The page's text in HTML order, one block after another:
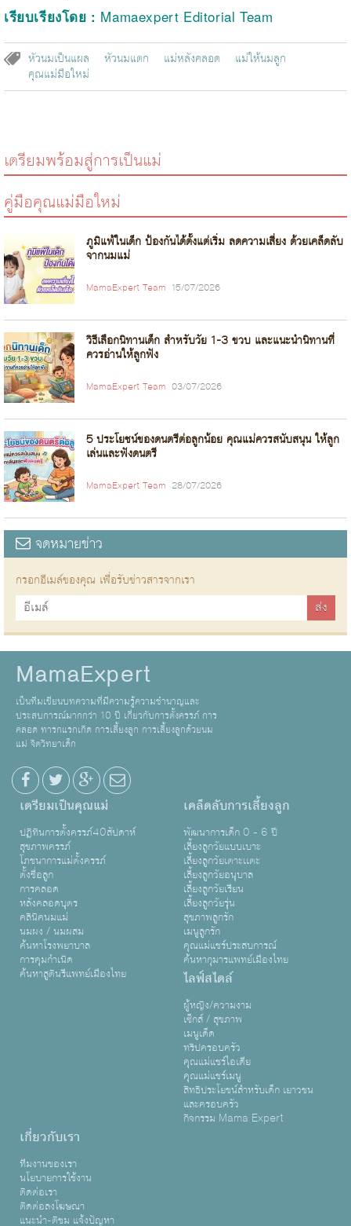
เรียบเรียงโดย : Mamaexpert Editorial Team
หัวนมเป็นแผล หัวนมแตก แม่หลังคลอด
แม่ให้นมลูก
คุณแม่มือใหม่
เตรียมพร้อมสู่การเป็นแม่
คู่มือคุณแม่มือใหม่
ภูมิแพ้ในเด็ก ป้องกันได้ตั้งแต่เริ่ม ลดความเสี่ยง ด้วยเคล็ดลับ
จากนมแม่
MamaExpert Team 15/07/2026
วิธีเลือกนิทานเด็ก สำหรับวัย 1-3 ขวบ และแนะนำนิทานที่
ควรอ่านให้ลูกฟัง
MamaExpert Team 03/07/2026
5 ประโยชน์ของดนตรีต่อลูกน้อย คุณแม่ควรสนับสนุน ให้ลูก
เล่นและฟังดนตรี
MamaExpert Team 28/07/2026
จดหมายข่าว
กรอกอีเมล์ของคุณ เพื่อรับข่าวสารจากเรา
MamaExpert
เป็นทีมเขียนบทความที่มีความรู้ความชำนาญและ
ประสบการณ์มากกว่า 10 ปี เกี่ยวกับการตั้งครรภ์ การ
คลอด ทารกแรกเกิด การเลี้ยงลูก การเลี้ยงลูกด้วยนม
แม่ จิตวิทยาเด็ก
เตรียมเป็นคุณแม่
ปฏิทินการตั้งครรภ์40สัปดาห์
สุขภาพครรภ์
โภชนาการแม่ตั้งครรภ์
ตั้งชื่อลูก
การคลอด
หลังคลอดบุตร
คลินิคนมแม่
นมผง / นมผสม
ค้นหาโรงพยาบาล
การคุมกำเนิด
ค้นหาสูตินรีแพทย์เมืองไทย
เคล็ดลับการเลี้ยงลูก
พัฒนาการเด็ก 0 - 6 ปี
เลี้ยงลูกวัยแบบเบาะ
เลี้ยงลูกวัยเตาะเเตะ
เลี้ยงลูกวัยอนุบาล
เลี้ยงลูกวัยเรียน
เลี้ยงลูกวัยรุ่น
สุขภาพลูกรัก
เมนูลูกรัก
คุณแม่แชร์ประสบการณ์
ค้นหากุมารแพทย์เมืองไทย
ไลฟ์สไตล์
ผู้หญิง/ความงาม
เซ็กส์ / สุขภาพ
เมนูเด็ด
ทริปครอบครัว
คุณแม่แชร์ไอเดีย
คุณแม่แชร์เมนู
สิทธิประโยชน์สำหรับเด็ก เยาวชน
และครอบครัว
กิจกรรม Mama Expert
เกี่ยวกับเรา
ทีมงานของเรา
นโยบายการใช้งาน
ติดต่อเรา
ติดต่อลงโฆษณา
แนะนำ-ติชม แจ้งปัญหา